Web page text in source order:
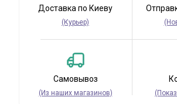
Доставка по Киеву
(Курьер)
Самовывоз
(Из наших магазинов)